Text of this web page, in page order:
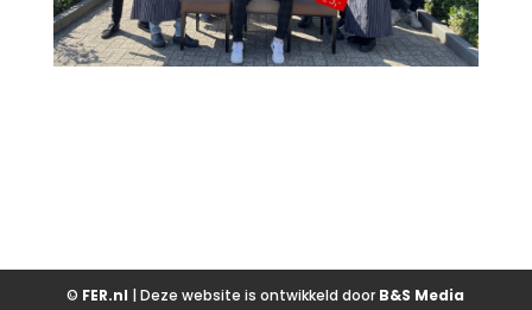
© FER.nl | Deze website is ontwikkeld door B&S Media